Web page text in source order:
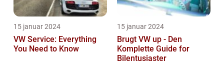
15 januar 2024
VW Service: Everything
You Need to Know
15 januar 2024
Brugt VW up - Den
Komplette Guide for
Bilentusiaster